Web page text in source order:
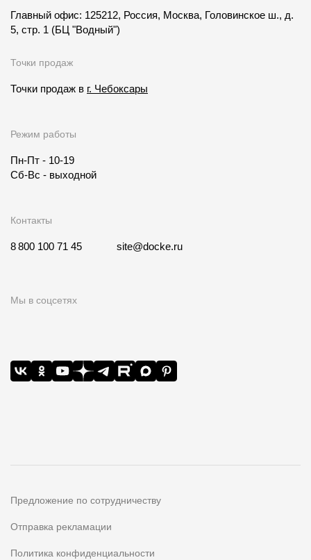
Главный офис: 125212, Россия, Москва, Головинское ш., д.
5, стр. 1 (БЦ "Водный")
Точки продаж
Точки продаж в г. Чебоксары
Режим работы
Пн-Пт - 10-19
Сб-Вс - выходной
Контакты
8 800 100 71 45 site@docke.ru
Мы в соцсетях
Предложение по сотрудничеству
Отправка рекламации
Политика конфиденциальности